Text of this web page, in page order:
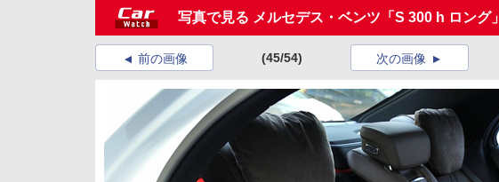
写真で見る メルセデス・ベンツ「S 300 h ロング」
前の画像 (45/54) 次の画像